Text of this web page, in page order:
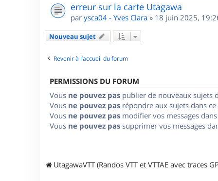
erreur sur la carte Utagawa
par ysca04 - Yves Clara » 18 juin 2025,
Nouveau sujet
Revenir à l’accueil du forum
PERMISSIONS DU FORUM
Vous ne pouvez pas publier de nouveaux sujets
Vous ne pouvez pas répondre aux sujets dans
Vous ne pouvez pas modifier vos messages
Vous ne pouvez pas supprimer vos messages
UtagawaVTT (Randos VTT et VTTAE avec traces